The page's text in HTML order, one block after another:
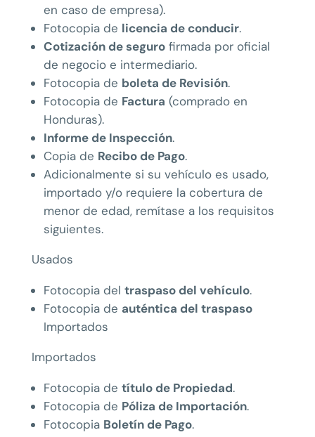
en caso de empresa).
Fotocopia de licencia de conducir.
Cotización de segurofirmada por oficial
de negocio e intermediario.
Fotocopia de boleta de Revisión.
Fotocopia de Factura (comprado en
Honduras).
Informe de Inspección.
Copia de Recibo de Pago.
Adicionalmente si su vehículo es usado,
importado y/o requiere la cobertura de
menor de edad, remítase a los requisitos
siguientes.
Usados
Fotocopia del traspaso del vehículo.
Fotocopia de auténtica del traspaso
Importados
Importados
Fotocopia de título de Propiedad.
Fotocopia de Póliza de Importación.
Fotocopia Boletín de Pago.